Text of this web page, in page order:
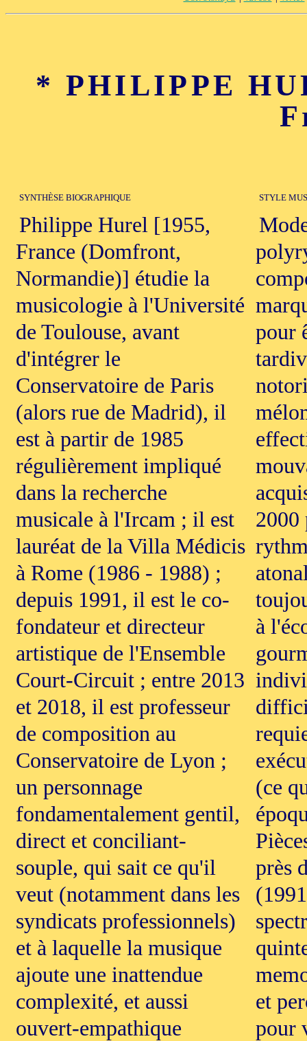
* PHILIPPE
SYNTHÈSE BIOGRAPHIQUE STYLE
Philippe Hurel [1955,
France (Domfront,
Normandie)] étudie la
musicologie à l'Université
de Toulouse, avant
d'intégrer le
Conservatoire de Paris
(alors rue de Madrid), il
est à partir de 1985
régulièrement impliqué
dans la recherche
musicale à l'Ircam ; il est
lauréat de la Villa Médicis
à Rome (1986 - 1988) ;
depuis 1991, il est le co-
fondateur et directeur
artistique de l'Ensemble
Court-Circuit ; entre 2013
et 2018, il est professeur
de composition au
Conservatoire de Lyon ;
un personnage
fondamentalement gentil,
direct et conciliant-
souple, qui sait ce qu'il
veut (notamment dans les
syndicats professionnels)
et à laquelle la musique
ajoute une inattendue
complexité, et aussi
ouvert-empathique
pour
2000
à
(ce
près
et
pour